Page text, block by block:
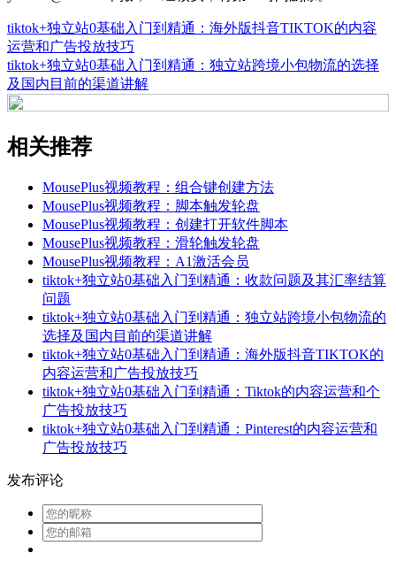
tiktok+独立站0基础入门到精通：海外版抖音TIKTOK的内容
运营和广告投放技巧
tiktok+独立站0基础入门到精通：独立站跨境小包物流的选择
及国内目前的渠道讲解
相关推荐
MousePlus视频教程：组合键创建方法
MousePlus视频教程：脚本触发轮盘
MousePlus视频教程：创建打开软件脚本
MousePlus视频教程：滑轮触发轮盘
MousePlus视频教程：A1激活会员
tiktok+独立站0基础入门到精通：收款问题及其汇率结算
问题
tiktok+独立站0基础入门到精通：独立站跨境小包物流的
选择及国内目前的渠道讲解
tiktok+独立站0基础入门到精通：海外版抖音TIKTOK的
内容运营和广告投放技巧
tiktok+独立站0基础入门到精通：Tiktok的内容运营和个
广告投放技巧
tiktok+独立站0基础入门到精通：Pinterest的内容运营和
广告投放技巧
发布评论